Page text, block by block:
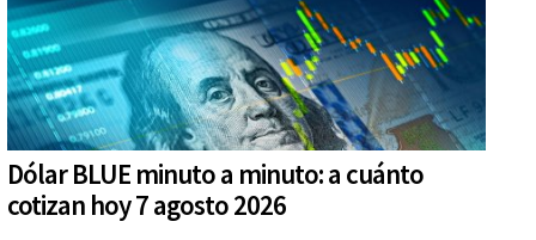
Dólar BLUE minuto a minuto: a cuánto
cotizan hoy 7 agosto 2026